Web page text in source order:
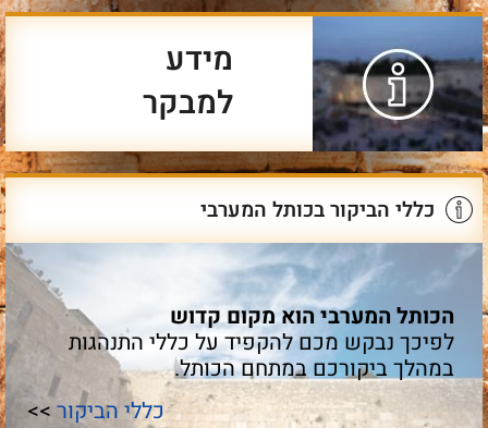
מידע
למבקר
כללי הביקור בכותל המערבי
הכותל המערבי הוא מקום קדוש
לפיכך נבקש מכם להקפיד על כללי התנהגות
במהלך ביקורכם במתחם הכותל.
כללי הביקור >>